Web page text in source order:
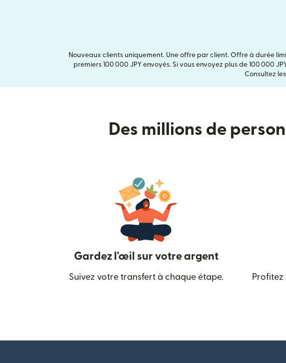
Nouveaux clients uniquement. Une offre par client. Offre à durée
premiers 100 000 JPY envoyés. Si vous envoyez plus de 100 000
Consultez les
Des millions de
Gardez l'œil sur votre argent
Suivez votre transfert à chaque étape.